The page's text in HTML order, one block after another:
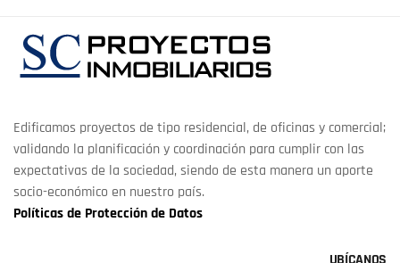
Edificamos proyectos de tipo residencial, de oficinas y comercial;
validando la planificación y coordinación para cumplir con las
expectativas de la sociedad, siendo de esta manera un aporte
socio-económico en nuestro país.
Políticas de Protección de Datos